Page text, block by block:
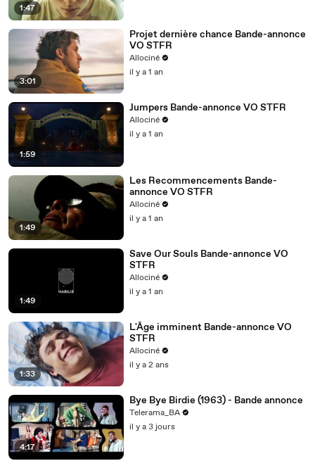
1:47
3:01
Projet dernière chance Bande-annonce
VO STFR
Allociné
il y a 1 an
1:59
Jumpers Bande-annonce VO STFR
Allociné
il y a 1 an
1:49
Les Recommencements Bande-
annonce VO STFR
Allociné
il y a 1 an
1:49
Save Our Souls Bande-annonce VO
STFR
Allociné
il y a 1 an
1:33
L'Âge imminent Bande-annonce VO
STFR
Allociné
il y a 2 ans
4:17
Bye Bye Birdie (1963) - Bande annonce
Telerama_BA
il y a 3 jours